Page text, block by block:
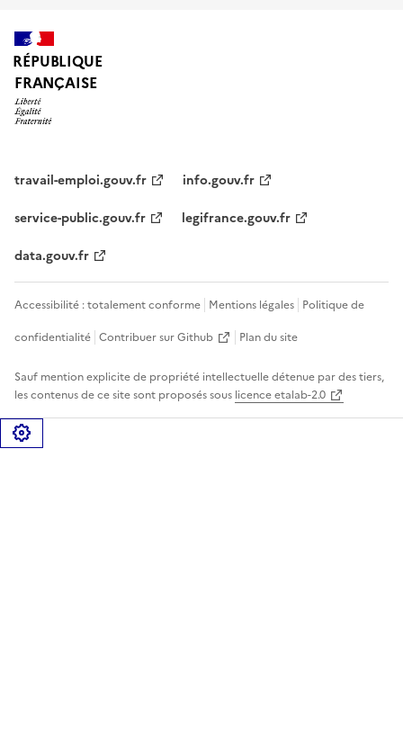
RÉPUBLIQUE
FRANÇAISE
travail-emploi.gouv.fr
info.gouv.fr
service-public.gouv.fr
legifrance.gouv.fr
data.gouv.fr
Accessibilité : totalement conforme Mentions légales Politique de
confidentialité Contribuer sur Github Plan du site
Sauf mention explicite de propriété intellectuelle détenue par des tiers,
les contenus de ce site sont proposés sous licence etalab-2.0
Gérer les cookies